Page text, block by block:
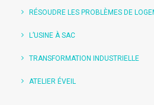
RÉSOUDRE LES PROBLÈMES DE
L’USINE À SAC
TRANSFORMATION INDUSTRIELLE
ATELIER ÉVEIL